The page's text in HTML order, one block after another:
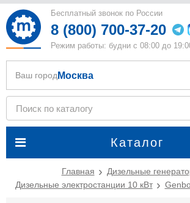
Бесплатный звонок по России
8 (800) 700-37-20
Режим работы: будни с 08:00 до
Каталог
Ваш город Москва
Главная
Дизельные
Дизельные электростанции 10 кВт